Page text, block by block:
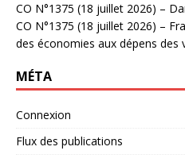
CO N°1375 (18 juillet 2026) –
CO N°1375 (18 juillet 2026) –
des économies aux dépens des
MÉTA
Connexion
Flux des publications